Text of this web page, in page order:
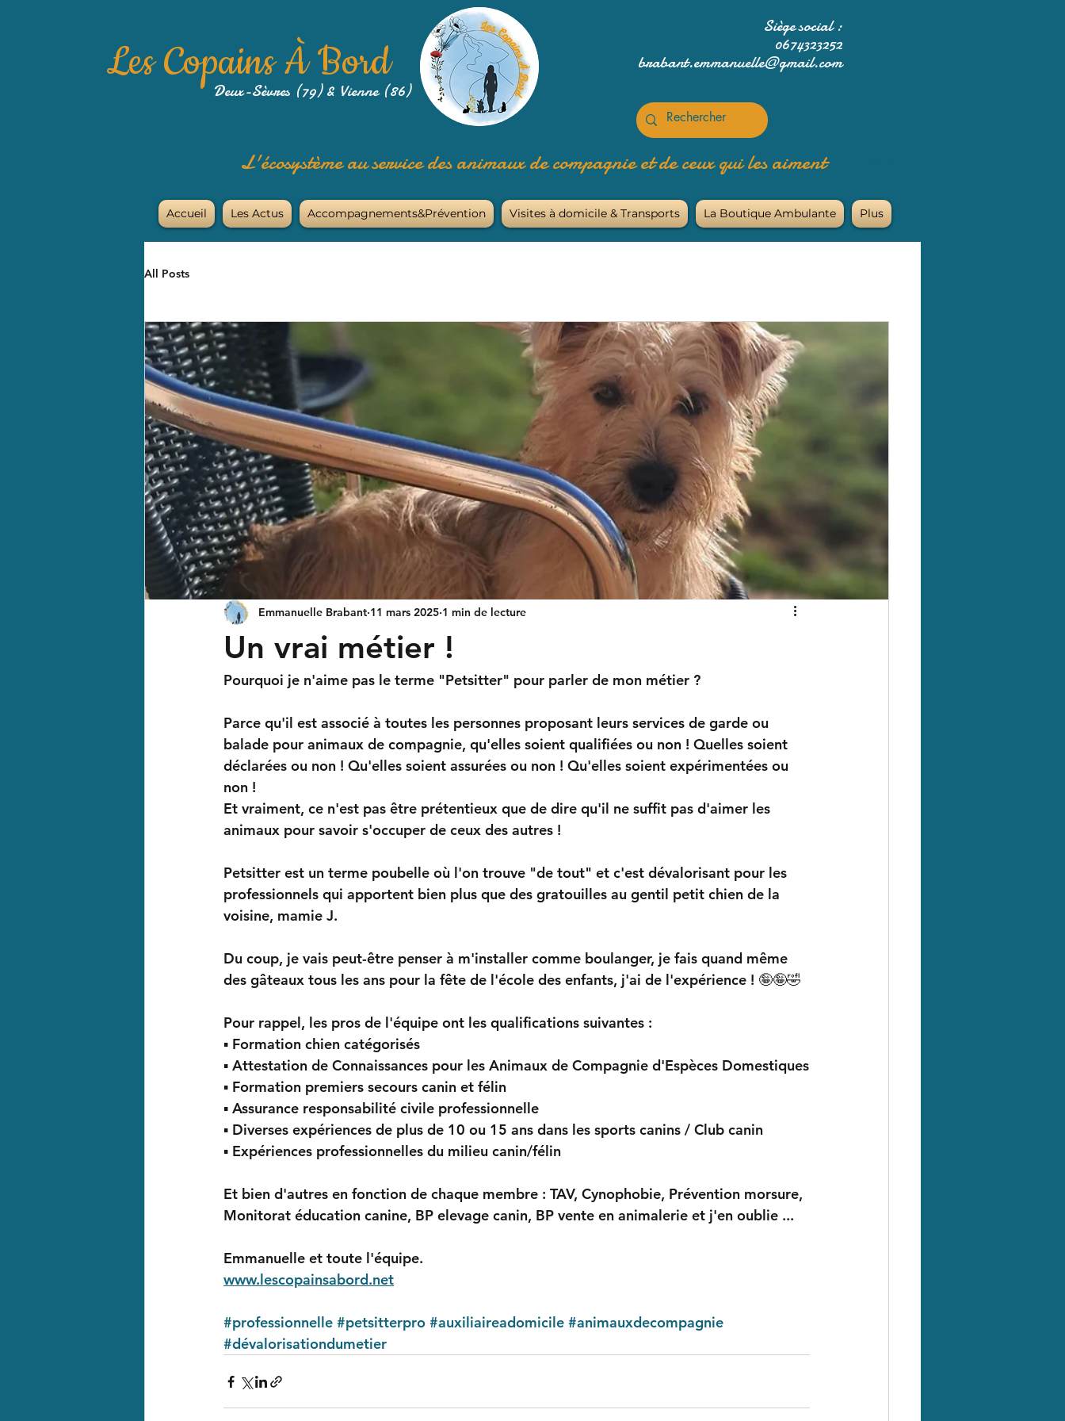
Les Copains À Bord
Siège social :
0674323252
brabant.emmanuelle@gmail.com
Deux-Sèvres (79) & Vienne (86)
L'écosystème au service des animaux de compagnie et de ceux qui les aiment
Accueil Les Actus Accompagnements&Prévention Visites à domicile & Transports La Boutique Ambulante Plus
All Posts
Un vrai métier !
Emmanuelle Brabant 11 mars 2025 1 min de lecture
Pourquoi je n'aime pas le terme "Petsitter" pour parler de mon métier ?
Parce qu'il est associé à toutes les personnes proposant leurs services de garde ou
balade pour animaux de compagnie, qu'elles soient qualifiées ou non ! Quelles soient
déclarées ou non ! Qu'elles soient assurées ou non ! Qu'elles soient expérimentées ou
non !
Et vraiment, ce n'est pas être prétentieux que de dire qu'il ne suffit pas d'aimer les
animaux pour savoir s'occuper de ceux des autres !
Petsitter est un terme poubelle où l'on trouve "de tout" et c'est dévalorisant pour les
professionnels qui apportent bien plus que des gratouilles au gentil petit chien de la
voisine, mamie J.
Du coup, je vais peut-être penser à m'installer comme boulanger, je fais quand même
des gâteaux tous les ans pour la fête de l'école des enfants, j'ai de l'expérience ! 🤪🤪🤣
Pour rappel, les pros de l'équipe ont les qualifications suivantes :
▪︎ Formation chien catégorisés
▪︎ Attestation de Connaissances pour les Animaux de Compagnie d'Espèces Domestiques
▪︎ Formation premiers secours canin et félin
▪︎ Assurance responsabilité civile professionnelle
▪︎ Diverses expériences de plus de 10 ou 15 ans dans les sports canins / Club canin
▪︎ Expériences professionnelles du milieu canin/félin
Et bien d'autres en fonction de chaque membre : TAV, Cynophobie, Prévention morsure,
Monitorat éducation canine, BP elevage canin, BP vente en animalerie et j'en oublie ...
Emmanuelle et toute l'équipe.
www.lescopainsabord.net
#professionnelle #petsitterpro #auxiliaireadomicile #animauxdecompagnie
#dévalorisationdumetier